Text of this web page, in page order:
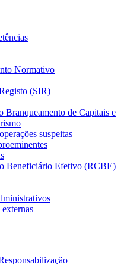
Normativo
(SIR)
Branqueamento de Capitais e
suspeitas
Beneficiário Efetivo (RCBE)